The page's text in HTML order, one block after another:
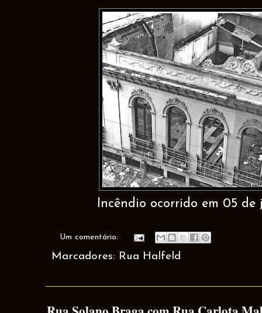
Incêndio ocorrido em 05 de
Um comentário:
Marcadores: Rua Halfeld